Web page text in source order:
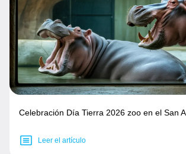
Celebración Día Tierra 2026 zoo en el San
Leer el artículo